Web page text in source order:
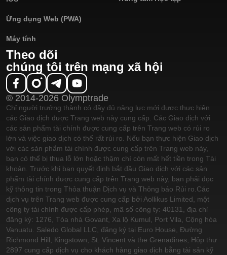
Ứng dụng Web (PWA)
Máy tính
Theo dõi
chúng tôi trên mạng xã hội
© 2014-2026 Olymptrade
Chỉ người trưởng thành có đầy đủ năng lực mới được thực hiện
các Giao dịch được Trang web này cung cấp. Các Giao dịch với
các sản phẩm tài chính được cung cấp trên Trang web có rủi ro
lớn và việc giao dịch có thể rất rủi ro. Nếu bạn thực hiện Giao dịch
với các sản phẩm tài chính được cung cấp trên Trang web này,
bạn có thể bị thua lỗ lớn hoặc thậm chí còn mất hết tiền trong Tài
khoản. Trước khi bạn quyết định bắt đầu Giao dịch với các sản
phẩm tài chính được cung cấp trên Trang web này, bạn phải đọc
kỹ thông tin trong Thỏa thuận Dịch vụ và Thông báo Rủi ro. Các
dịch vụ trên Trang web được cung cấp bởi Aollikus Limited, một
công ty tài chính được cấp phép, mã số công ty: 40131, địa chỉ
đăng ký: 1276, Tòa nhà Govant, Xa lộ Kumul, Port Vila, Cộng hòa
Vanuatu. Saledo Global LLC, đăng ký tại Euro House, Đường
Richmond Hill, Kingstown, St. Vincent và the Grenadines, Hộp thư
2897 cung cấp dịch vụ cho khách hàng giao dịch bằng tài sản kỹ